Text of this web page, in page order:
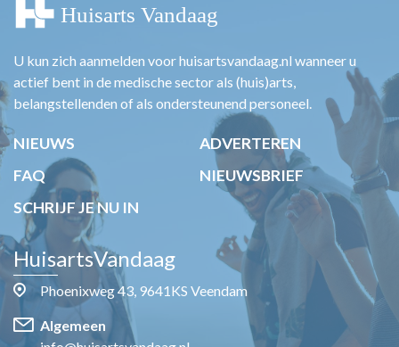
U kun zich aanmelden voor huisartsvandaag.nl wanneer u
actief bent in de medische sector als (huis)arts,
belangstellenden of als ondersteunend personeel.
NIEUWS
ADVERTEREN
FAQ
NIEUWSBRIEF
SCHRIJF JE NU IN
HuisartsVandaag
Phoenixweg 43, 9641KS Veendam
Algemeen